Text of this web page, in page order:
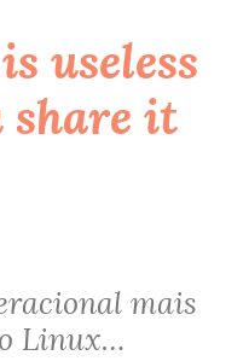
useless
share it
mais
Linux…